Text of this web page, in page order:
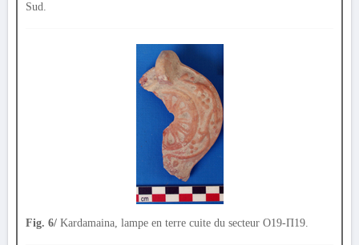
Sud.
Fig. 6/ Kardamaina, lampe en terre cuite du secteur Ο19-Π19.